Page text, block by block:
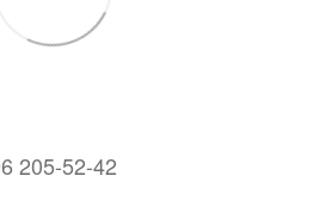
205-52-42